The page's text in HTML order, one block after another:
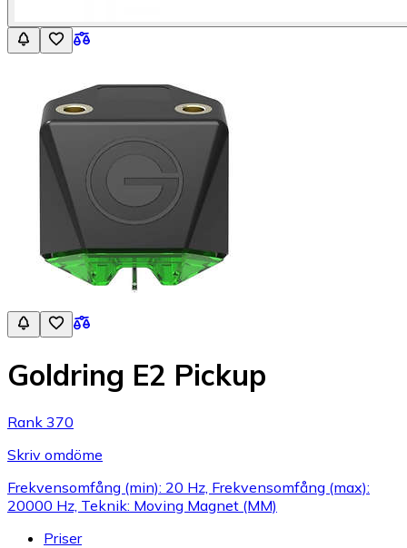
Goldring E2 Pickup
Rank 370
Skriv omdöme
Frekvensomfång (min): 20 Hz, Frekvensomfång (max):
20000 Hz, Teknik: Moving Magnet (MM)
Priser